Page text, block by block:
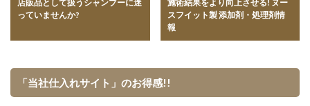
店販品として扱うシャンプーに迷
っていませんか?
施術結果をより向上させる! ヌー
スフイット製 添加剤・処理剤情
報
「当社仕入れサイト」のお得感!!